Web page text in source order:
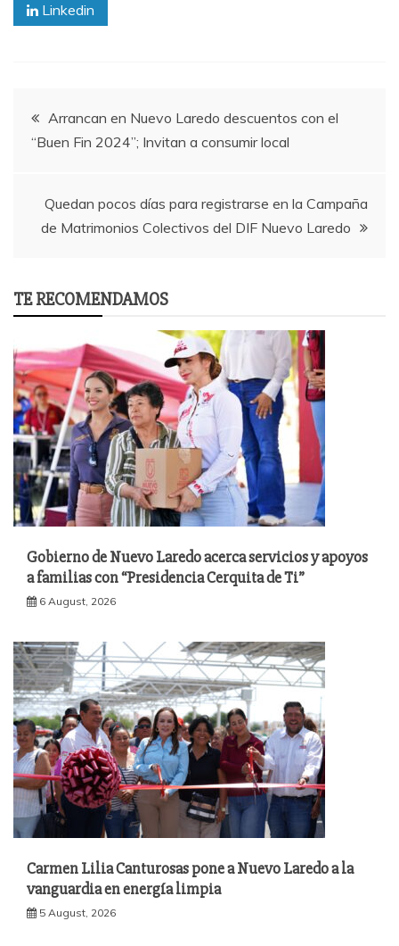
Linkedin
Post
navigation
Arrancan en Nuevo Laredo descuentos con el
“Buen Fin 2024”; Invitan a consumir local
Quedan pocos días para registrarse en la Campaña
de Matrimonios Colectivos del DIF Nuevo Laredo
TE RECOMENDAMOS
Gobierno de Nuevo Laredo acerca servicios y apoyos
a familias con “Presidencia Cerquita de Ti”
6 August, 2026
Carmen Lilia Canturosas pone a Nuevo Laredo a la
vanguardia en energía limpia
5 August, 2026